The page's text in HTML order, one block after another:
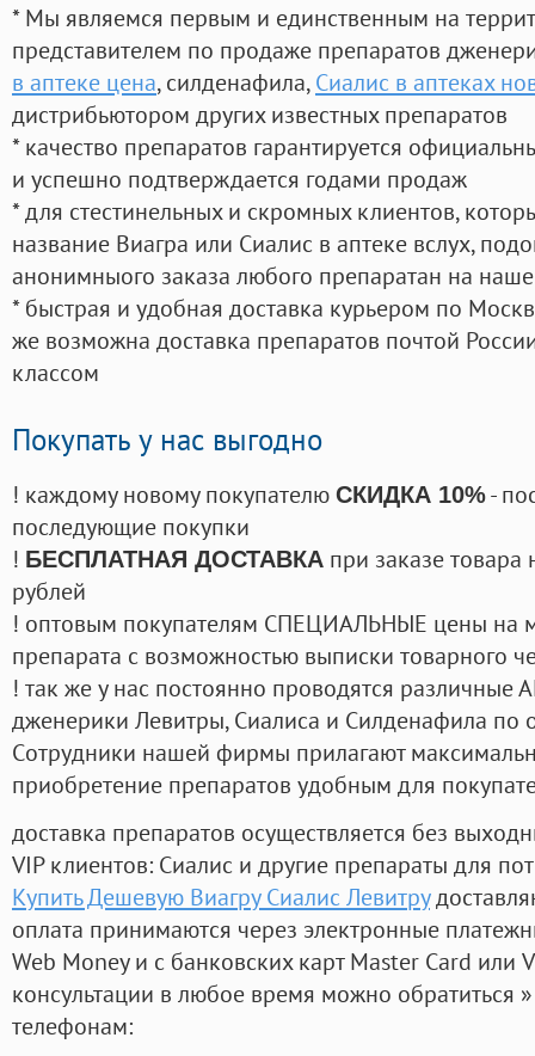
* Мы являемся первым и единственным на
представителем по продаже препаратов
в аптеке цена, силденафила, Сиалис в аптеках
дистрибьютором других известных препаратов
* качество препаратов гарантируется
и успешно подтверждается годами продаж
* для стестинельных и скромных клиентов,
название Виагра или Сиалис в аптеке вслух,
анонимныого заказа любого препаратан на
* быстрая и удобная доставка курьером по
же возможна доставка препаратов почтой
классом
Покупать у нас выгодно
! каждому новому покупателю СКИДКА 10%-
последующие покупки
! БЕСПЛАТНАЯ ДОСТАВКА при заказе
рублей
! оптовым покупателям СПЕЦИАЛЬНЫЕ цены на
препарата с возможностью выписки товарного
! так же у нас постоянно проводятся
дженерики Левитры, Сиалиса и Силденафила по
Cотрудники нашей фирмы прилагают
приобретение препаратов удобным для
доставка препаратов осуществляется без
VIP клиентов: Сиалис и другие препараты для
Купить Дешевую Виагру Сиалис Левитру
оплата принимаются через электронные
Web Money и с банковских карт Master Card или
консультации в любое время можно обратиться
телефонам: